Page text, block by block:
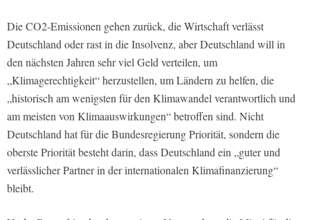
Die CO2-Emissionen gehen zurück, die Wirtschaft verlässt
Deutschland oder rast in die Insolvenz, aber Deutschland will in
den nächsten Jahren sehr viel Geld verteilen, um
„Klimagerechtigkeit“ herzustellen, um Ländern zu helfen, die
„historisch am wenigsten für den Klimawandel verantwortlich und
am meisten von Klimaauswirkungen“ betroffen sind. Nicht
Deutschland hat für die Bundesregierung Priorität, sondern die
oberste Priorität besteht darin, dass Deutschland ein „guter und
verlässlicher Partner in der internationalen Klimafinanzierung“
bleibt.